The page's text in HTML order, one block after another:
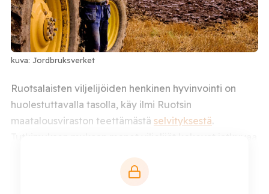
kuva: Jordbruksverket
Ruotsalaisten viljelijöiden henkinen hyvinvointi on
huolestuttavalla tasolla, käy ilmi Ruotsin
maatalousviraston teettämästä selvityksestä.
vastaajista kertoi myös itsetuhoisista ajatuksista.